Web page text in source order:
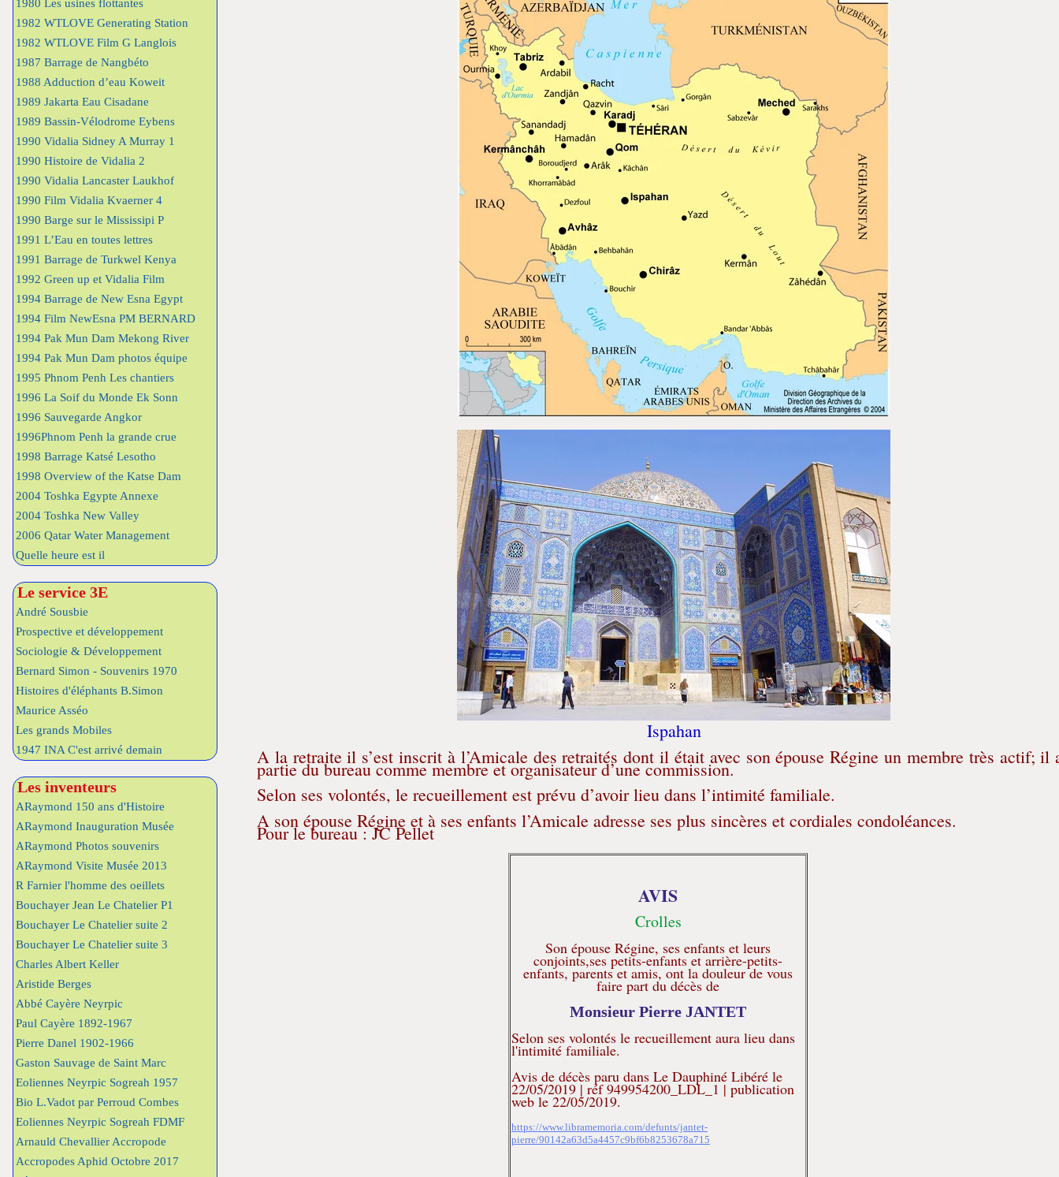
1980 Les usines flottantes
1982 WTLOVE Generating Station
1982 WTLOVE Film G Langlois
1987 Barrage de Nangbéto
1988 Adduction d’eau Koweit
1989 Jakarta Eau Cisadane
1989 Bassin-Vélodrome Eybens
1990 Vidalia Sidney A Murray 1
1990 Histoire de Vidalia 2
1990 Vidalia Lancaster Laukhof
1990 Film Vidalia Kvaerner 4
1990 Barge sur le Mississipi P
1991 L’Eau en toutes lettres
1991 Barrage de Turkwel Kenya
1992 Green up et Vidalia Film
1994 Barrage de New Esna Egypt
1994 Film NewEsna PM BERNARD
1994 Pak Mun Dam Mekong River
1994 Pak Mun Dam photos équipe
1995 Phnom Penh Les chantiers
1996 La Soif du Monde Ek Sonn
1996 Sauvegarde Angkor
1996Phnom Penh la grande crue
1998 Barrage Katsé Lesotho
1998 Overview of the Katse Dam
2004 Toshka Egypte Annexe
2004 Toshka New Valley
2006 Qatar Water Management
Quelle heure est il
Le service 3E
André Sousbie
Prospective et développement
Sociologie & Développement
Bernard Simon - Souvenirs 1970
Histoires d'éléphants B.Simon
Maurice Asséo
Les grands Mobiles
1947 INA C'est arrivé demain
Les inventeurs
ARaymond 150 ans d'Histoire
ARaymond Inauguration Musée
ARaymond Photos souvenirs
ARaymond Visite Musée 2013
R Farnier l'homme des oeillets
Bouchayer Jean Le Chatelier P1
Bouchayer Le Chatelier suite 2
Bouchayer Le Chatelier suite 3
Charles Albert Keller
Aristide Berges
Abbé Cayère Neyrpic
Paul Cayère 1892-1967
Pierre Danel 1902-1966
Gaston Sauvage de Saint Marc
Eoliennes Neyrpic Sogreah 1957
Bio L.Vadot par Perroud Combes
Eoliennes Neyrpic Sogreah FDMF
Arnauld Chevallier Accropode
Accropodes Aphid Octobre 2017
Ispahan
A la retraite il s’est inscrit à l’Amicale des retraités dont il était avec son épouse Régine un membre très actif; il
partie du bureau comme membre et organisateur d’une commission.
Selon ses volontés, le recueillement est prévu d’avoir lieu dans l’intimité familiale.
A son épouse Régine et à ses enfants l’Amicale adresse ses plus sincères et cordiales condoléances.
Pour le bureau : JC Pellet
AVIS
Crolles
Son épouse Régine, ses enfants et leurs
conjoints,ses petits-enfants et arrière-petits-
enfants, parents et amis, ont la douleur de vous
faire part du décès de
Monsieur Pierre JANTET
Selon ses volontés le recueillement aura lieu dans
l'intimité familiale.
Avis de décès paru dans Le Dauphiné Libéré le
22/05/2019 | réf 949954200_LDL_1 | publication
web le 22/05/2019.
https://www.libramemoria.com/defunts/jantet-
pierre/90142a63d5a4457c9bf6b8253678a715